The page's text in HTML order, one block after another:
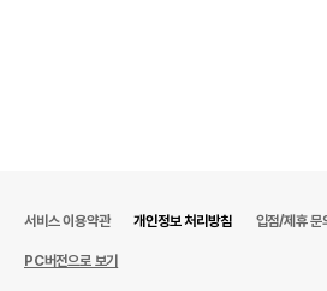
서비스 이용약관 개인정보 처리방침 입점/제휴 문
PC버전으로 보기